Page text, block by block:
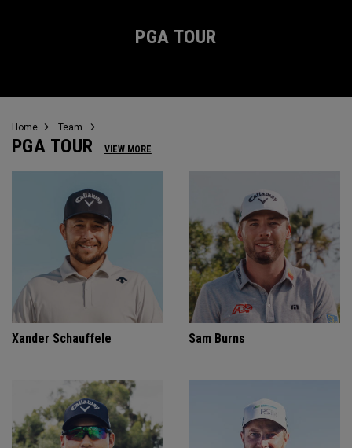
PGA TOUR
Home Team
PGA TOUR VIEW MORE
Xander Schauffele Sam Burns